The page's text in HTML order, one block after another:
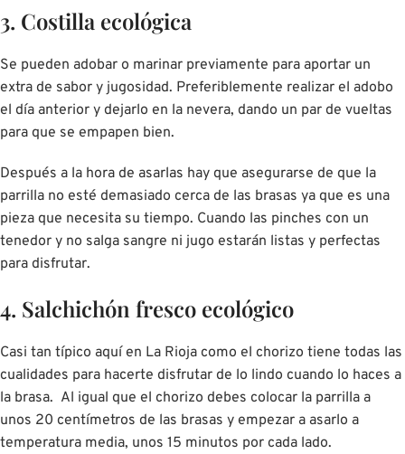
3. Costilla ecológica
Se pueden adobar o marinar previamente para aportar un
extra de sabor y jugosidad. Preferiblemente realizar el adobo
el día anterior y dejarlo en la nevera, dando un par de vueltas
para que se empapen bien.
Después a la hora de asarlas hay que asegurarse de que la
parrilla no esté demasiado cerca de las brasas ya que es una
pieza que necesita su tiempo. Cuando las pinches con un
tenedor y no salga sangre ni jugo estarán listas y perfectas
para disfrutar.
4. Salchichón fresco ecológico
Casi tan típico aquí en La Rioja como el chorizo tiene todas las
cualidades para hacerte disfrutar de lo lindo cuando lo haces a
la brasa. Al igual que el chorizo debes colocar la parrilla a
unos 20 centímetros de las brasas y empezar a asarlo a
temperatura media, unos 15 minutos por cada lado.